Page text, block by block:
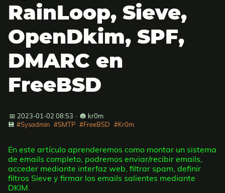
Badguys
tinysa-tools
Donar
RainLoop, Sieve,
OpenDkim, SPF,
DMARC en
FreeBSD
📅 2023-01-02 08:53 · 🎃 kr0m
💾 #Sysadmin #SMTP #FreeBSD #Kr0m
En este artículo aprenderemos como montar un sistema
de emails completo, podremos enviar/recibir emails,
acceder mediante interfaz web, filtrar spam, definir
filtros Sieve y firmar los emails salientes mediante
DKIM.